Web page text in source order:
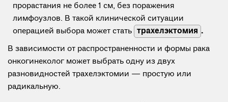
прорастания не более 1 см, без поражения
лимфоузлов. В такой клинической ситуации
операцией выбора может стать трахелэктомия .
В зависимости от распространенности и формы рака
онкогинеколог может выбрать одну из двух
разновидностей трахелэктомии — простую или
радикальную.